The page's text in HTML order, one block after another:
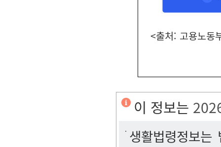
<출처: 고용노동
이 정보는
생활법령정보